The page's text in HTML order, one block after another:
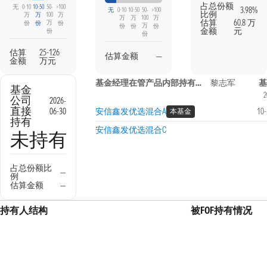
无 0-10
万
份
10-50
万
份
50-
100
万
份
>100
万
份
估算
金额
25-126
万元
无 0-10
万
份
10-50
万
份
50-
100
万
份
>100
万
份
估算金额 —
占总份额
比例
3.98%
估算
金额
60.8 万
元
基金
公司
直接
持有
2026-
06-30
未持有
占总份额比
例
—
估算金额
—
基金经理在管产品内部持有信息 黎志军
安信鑫发优选混合A 本基金
安信鑫发优选混合C
持有人结构 被FOF持有情况